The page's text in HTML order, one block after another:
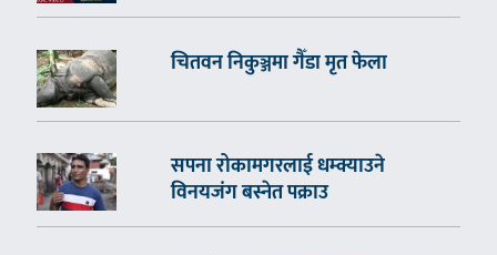
चितवन निकुञ्जमा गैँडा मृत फेला
सपना रोकामगरलाई धम्क्याउने
विनयजंग बस्नेत पक्राउ